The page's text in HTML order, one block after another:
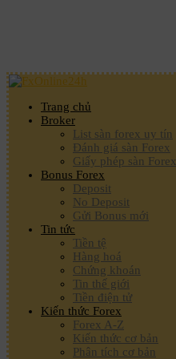
Trang chủ
Broker
List sàn forex uy tín
Đánh giá sàn Forex
Giấy phép sàn Forex
Bonus Forex
Deposit
No Deposit
Gửi Bonus mới
Tin tức
Tiền tệ
Hàng hoá
Chứng khoán
Tin thế giới
Tiền điện tử
Kiến thức Forex
Forex A-Z
Kiến thức cơ bản
Phân tích cơ bản